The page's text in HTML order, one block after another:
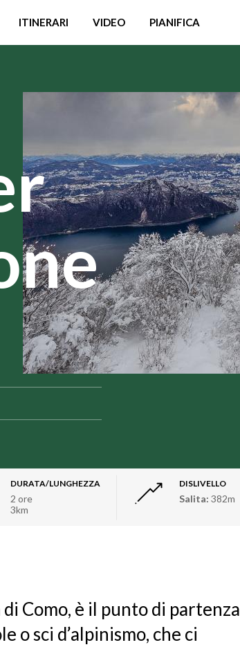
ITINERARI VIDEO PIANIFICA
DURATA/LUNGHEZZA
2 ore
3km
DISLIVELLO
Salita: 382m
Como, è il punto di partenza
o sci d’alpinismo, che ci